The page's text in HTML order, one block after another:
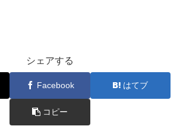
シェアする
Facebook はてブ
コピー